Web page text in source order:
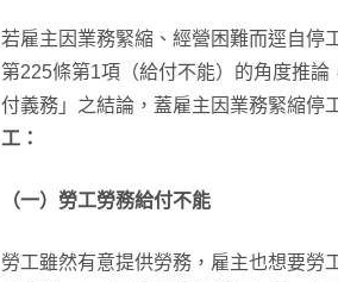
若雇主因業務緊縮、經營困難而逕自停
第225條第1項（給付不能）的角度推
付義務」之結論，蓋雇主因業務緊縮停
工：
（一）勞工勞務給付不能
勞工雖然有意提供勞務，雇主也想要勞